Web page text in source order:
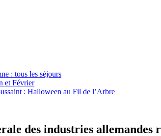
: tous les séjours
et Février
: Halloween au Fil de l’Arbre
des industries